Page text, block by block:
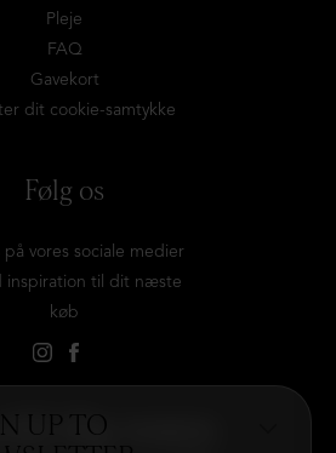
UP TO
Pleje
FAQ
Gavekort
dit cookie-samtykke
Følg os
på vores sociale medier
inspiration til dit næste
køb
dig vores